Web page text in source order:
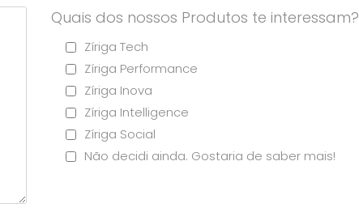
Quais dos nossos Produtos te interessam?
Zíriga Tech
Zíriga Performance
Zíriga Inova
Zíriga Intelligence
Zíriga Social
Não decidi ainda. Gostaria de saber mais!